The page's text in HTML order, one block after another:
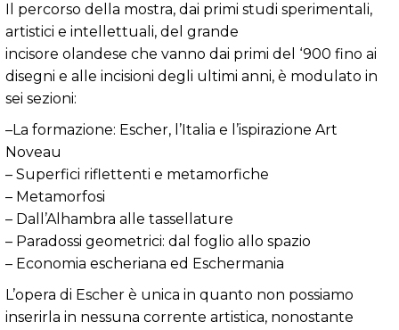
Il percorso della mostra, dai primi studi sperimentali,
artistici e intellettuali, del grande
incisore olandese che vanno dai primi del ‘900 fino ai
disegni e alle incisioni degli ultimi anni, è modulato in
sei sezioni:
–La formazione: Escher, l’Italia e l’ispirazione Art
Noveau
– Superfici riflettenti e metamorfiche
– Metamorfosi
– Dall’Alhambra alle tassellature
– Paradossi geometrici: dal foglio allo spazio
– Economia escheriana ed Eschermania
L’opera di Escher è unica in quanto non possiamo
inserirla in nessuna corrente artistica, nonostante